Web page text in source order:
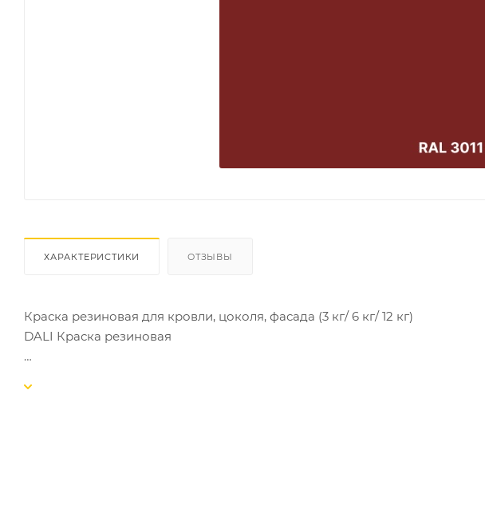
ХАРАКТЕРИСТИКИ ОТЗЫВЫ
Краска резиновая для кровли, цоколя, фасада (3 кг/ 6 кг/ 12 кг)
DALI Краска резиновая